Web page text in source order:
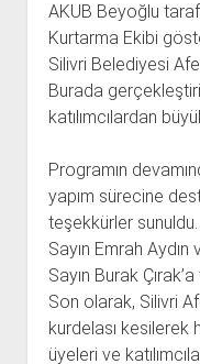
AKUB Beyoğlu
Kurtarma Ekibi
Silivri Belediyesi
Burada
katılımcılardan
Programın
yapım sürecine
teşekkürler sunuldu.
Sayın Emrah
Sayın Burak
Son olarak, Silivri
kurdelası kesilerek
üyeleri ve